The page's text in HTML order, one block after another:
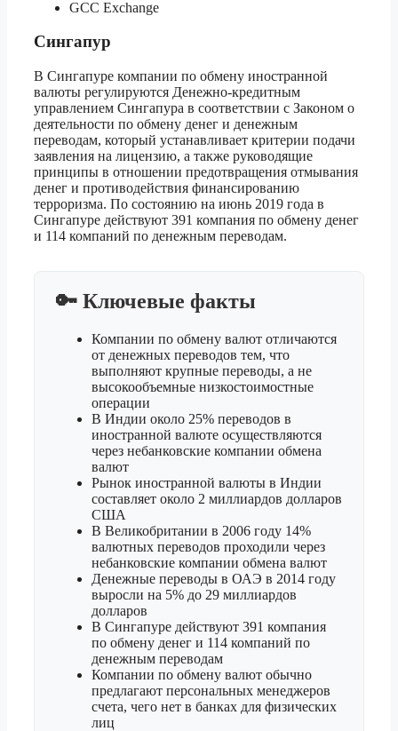
GCC Exchange
Сингапур
В Сингапуре компании по обмену иностранной
валюты регулируются Денежно-кредитным
управлением Сингапура в соответствии с Законом о
деятельности по обмену денег и денежным
переводам, который устанавливает критерии подачи
заявления на лицензию, а также руководящие
принципы в отношении предотвращения отмывания
денег и противодействия финансированию
терроризма. По состоянию на июнь 2019 года в
Сингапуре действуют 391 компания по обмену денег
и 114 компаний по денежным переводам.
🔑 Ключевые факты
Компании по обмену валют отличаются
от денежных переводов тем, что
выполняют крупные переводы, а не
высокообъемные низкостоимостные
операции
В Индии около 25% переводов в
иностранной валюте осуществляются
через небанковские компании обмена
валют
Рынок иностранной валюты в Индии
составляет около 2 миллиардов долларов
США
В Великобритании в 2006 году 14%
валютных переводов проходили через
небанковские компании обмена валют
Денежные переводы в ОАЭ в 2014 году
выросли на 5% до 29 миллиардов
долларов
В Сингапуре действуют 391 компания
по обмену денег и 114 компаний по
денежным переводам
Компании по обмену валют обычно
предлагают персональных менеджеров
счета, чего нет в банках для физических
лиц